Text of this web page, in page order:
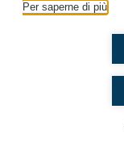
Per saperne di più